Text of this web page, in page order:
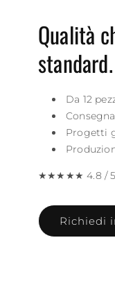
Qualità
standard.
Da 12
Progetti
★★★★★ 4.8 / 5
Richiedi